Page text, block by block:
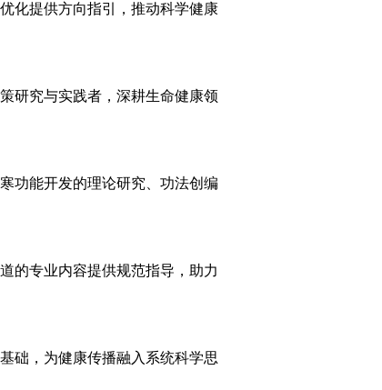
化提供方向指引，推动科学健康
研究与实践者，深耕生命健康领
功能开发的理论研究、功法创编
的专业内容提供规范指导，助力
础，为健康传播融入系统科学思